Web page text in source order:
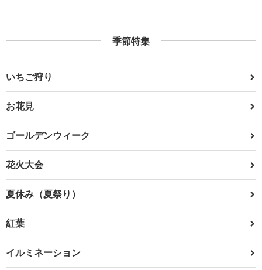
季節特集
いちご狩り
お花見
ゴールデンウィーク
花火大会
夏休み（夏祭り）
紅葉
イルミネーション